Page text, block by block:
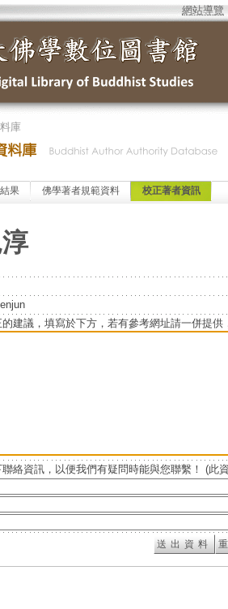
網站導覽
庫
果 佛學著者規範資料 校正著者資訊
建議，填寫於下方，若有參考網址請一併提供
絡資訊，以便我們有疑問時能與您聯繫！ (此